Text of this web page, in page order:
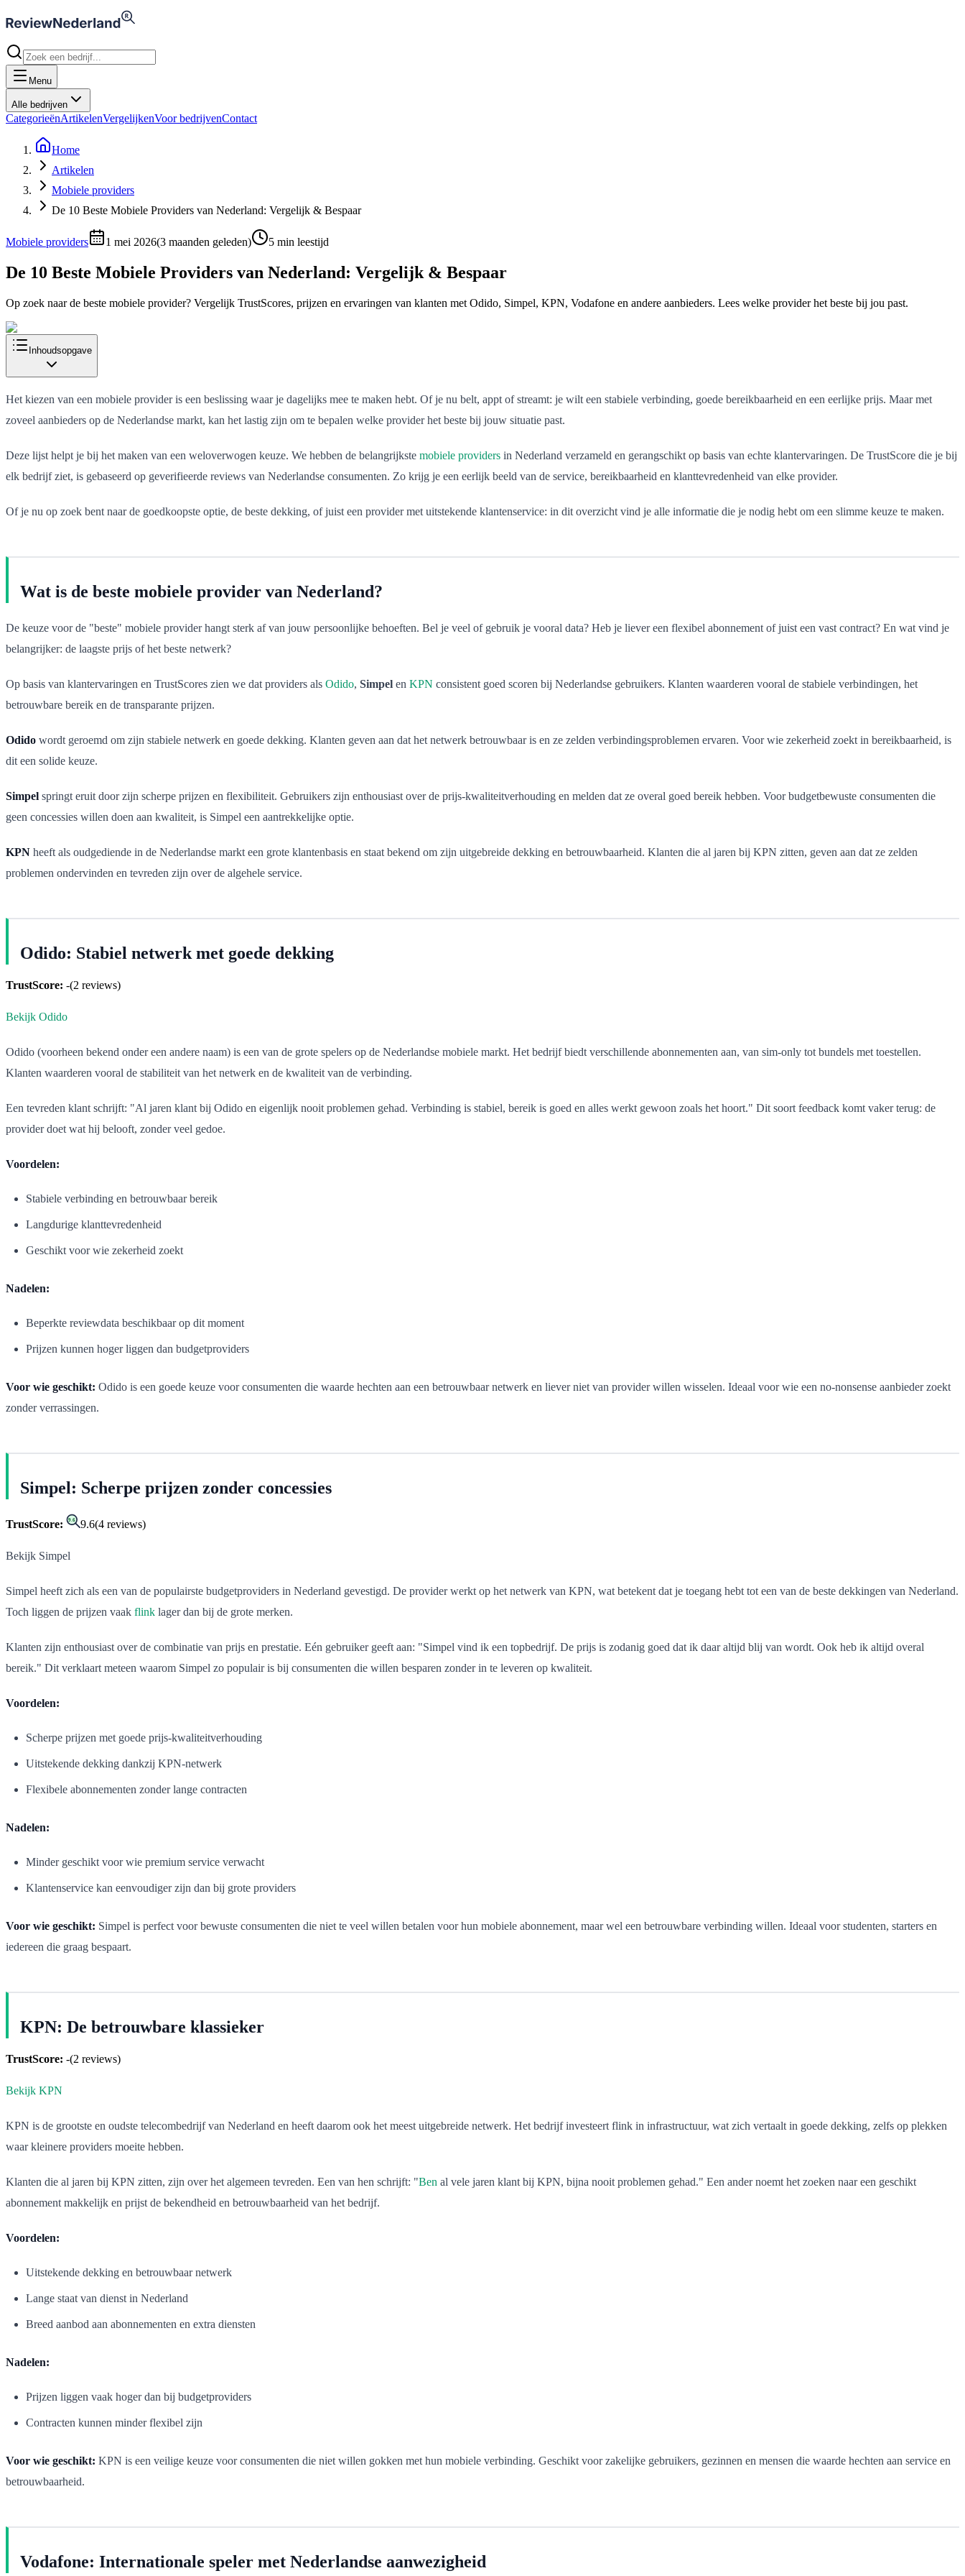
Menu
Alle bedrijven
CategorieënArtikelenVergelijkenVoor bedrijvenContact
Home
Artikelen
Mobiele providers
De 10 Beste Mobiele Providers van Nederland: Vergelijk & Bespaar
Mobiele providers 1 mei 2026(3 maanden geleden) 5 min leestijd
De 10 Beste Mobiele Providers van Nederland: Vergelijk & Bespaar
Op zoek naar de beste mobiele provider? Vergelijk TrustScores, prijzen en ervaringen van klanten met Odido, Simpel, KPN, Vodafone en andere aanbieders. Lees welke provider het beste bij jou past.
Inhoudsopgave
Het kiezen van een mobiele provider is een beslissing waar je dagelijks mee te maken hebt. Of je nu belt, appt of streamt: je wilt een stabiele verbinding, goede bereikbaarheid en een eerlijke prijs. Maar met
zoveel aanbieders op de Nederlandse markt, kan het lastig zijn om te bepalen welke provider het beste bij jouw situatie past.
Deze lijst helpt je bij het maken van een weloverwogen keuze. We hebben de belangrijkste mobiele providers in Nederland verzameld en gerangschikt op basis van echte klantervaringen. De TrustScore die je bij
elk bedrijf ziet, is gebaseerd op geverifieerde reviews van Nederlandse consumenten. Zo krijg je een eerlijk beeld van de service, bereikbaarheid en klanttevredenheid van elke provider.
Of je nu op zoek bent naar de goedkoopste optie, de beste dekking, of juist een provider met uitstekende klantenservice: in dit overzicht vind je alle informatie die je nodig hebt om een slimme keuze te maken.
Wat is de beste mobiele provider van Nederland?
De keuze voor de "beste" mobiele provider hangt sterk af van jouw persoonlijke behoeften. Bel je veel of gebruik je vooral data? Heb je liever een flexibel abonnement of juist een vast contract? En wat vind je
belangrijker: de laagste prijs of het beste netwerk?
Op basis van klantervaringen en TrustScores zien we dat providers als Odido, Simpel en KPN consistent goed scoren bij Nederlandse gebruikers. Klanten waarderen vooral de stabiele verbindingen, het
betrouwbare bereik en de transparante prijzen.
Odido wordt geroemd om zijn stabiele netwerk en goede dekking. Klanten geven aan dat het netwerk betrouwbaar is en ze zelden verbindingsproblemen ervaren. Voor wie zekerheid zoekt in bereikbaarheid, is
dit een solide keuze.
Simpel springt eruit door zijn scherpe prijzen en flexibiliteit. Gebruikers zijn enthousiast over de prijs-kwaliteitverhouding en melden dat ze overal goed bereik hebben. Voor budgetbewuste consumenten die
geen concessies willen doen aan kwaliteit, is Simpel een aantrekkelijke optie.
KPN heeft als oudgediende in de Nederlandse markt een grote klantenbasis en staat bekend om zijn uitgebreide dekking en betrouwbaarheid. Klanten die al jaren bij KPN zitten, geven aan dat ze zelden
problemen ondervinden en tevreden zijn over de algehele service.
Odido: Stabiel netwerk met goede dekking
TrustScore: -(2 reviews)
Bekijk Odido
Odido (voorheen bekend onder een andere naam) is een van de grote spelers op de Nederlandse mobiele markt. Het bedrijf biedt verschillende abonnementen aan, van sim-only tot bundels met toestellen.
Klanten waarderen vooral de stabiliteit van het netwerk en de kwaliteit van de verbinding.
Een tevreden klant schrijft: "Al jaren klant bij Odido en eigenlijk nooit problemen gehad. Verbinding is stabiel, bereik is goed en alles werkt gewoon zoals het hoort." Dit soort feedback komt vaker terug: de
provider doet wat hij belooft, zonder veel gedoe.
Voordelen:
Stabiele verbinding en betrouwbaar bereik
Langdurige klanttevredenheid
Geschikt voor wie zekerheid zoekt
Nadelen:
Beperkte reviewdata beschikbaar op dit moment
Prijzen kunnen hoger liggen dan budgetproviders
Voor wie geschikt: Odido is een goede keuze voor consumenten die waarde hechten aan een betrouwbaar netwerk en liever niet van provider willen wisselen. Ideaal voor wie een no-nonsense aanbieder zoekt
zonder verrassingen.
Simpel: Scherpe prijzen zonder concessies
TrustScore: 9.6 9.6(4 reviews)
Bekijk Simpel
Simpel heeft zich als een van de populairste budgetproviders in Nederland gevestigd. De provider werkt op het netwerk van KPN, wat betekent dat je toegang hebt tot een van de beste dekkingen van Nederland.
Toch liggen de prijzen vaak flink lager dan bij de grote merken.
Klanten zijn enthousiast over de combinatie van prijs en prestatie. Eén gebruiker geeft aan: "Simpel vind ik een topbedrijf. De prijs is zodanig goed dat ik daar altijd blij van wordt. Ook heb ik altijd overal
bereik." Dit verklaart meteen waarom Simpel zo populair is bij consumenten die willen besparen zonder in te leveren op kwaliteit.
Voordelen:
Scherpe prijzen met goede prijs-kwaliteitverhouding
Uitstekende dekking dankzij KPN-netwerk
Flexibele abonnementen zonder lange contracten
Nadelen:
Minder geschikt voor wie premium service verwacht
Klantenservice kan eenvoudiger zijn dan bij grote providers
Voor wie geschikt: Simpel is perfect voor bewuste consumenten die niet te veel willen betalen voor hun mobiele abonnement, maar wel een betrouwbare verbinding willen. Ideaal voor studenten, starters en
iedereen die graag bespaart.
KPN: De betrouwbare klassieker
TrustScore: -(2 reviews)
Bekijk KPN
KPN is de grootste en oudste telecombedrijf van Nederland en heeft daarom ook het meest uitgebreide netwerk. Het bedrijf investeert flink in infrastructuur, wat zich vertaalt in goede dekking, zelfs op plekken
waar kleinere providers moeite hebben.
Klanten die al jaren bij KPN zitten, zijn over het algemeen tevreden. Een van hen schrijft: "Ben al vele jaren klant bij KPN, bijna nooit problemen gehad." Een ander noemt het zoeken naar een geschikt
abonnement makkelijk en prijst de bekendheid en betrouwbaarheid van het bedrijf.
Voordelen:
Uitstekende dekking en betrouwbaar netwerk
Lange staat van dienst in Nederland
Breed aanbod aan abonnementen en extra diensten
Nadelen:
Prijzen liggen vaak hoger dan bij budgetproviders
Contracten kunnen minder flexibel zijn
Voor wie geschikt: KPN is een veilige keuze voor consumenten die niet willen gokken met hun mobiele verbinding. Geschikt voor zakelijke gebruikers, gezinnen en mensen die waarde hechten aan service en
betrouwbaarheid.
Vodafone: Internationale speler met Nederlandse aanwezigheid